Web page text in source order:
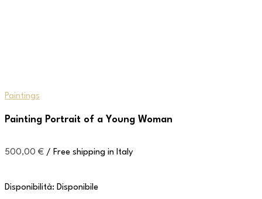
Paintings
Painting Portrait of a Young Woman
500,00 € / Free shipping in Italy
Disponibilità: Disponibile